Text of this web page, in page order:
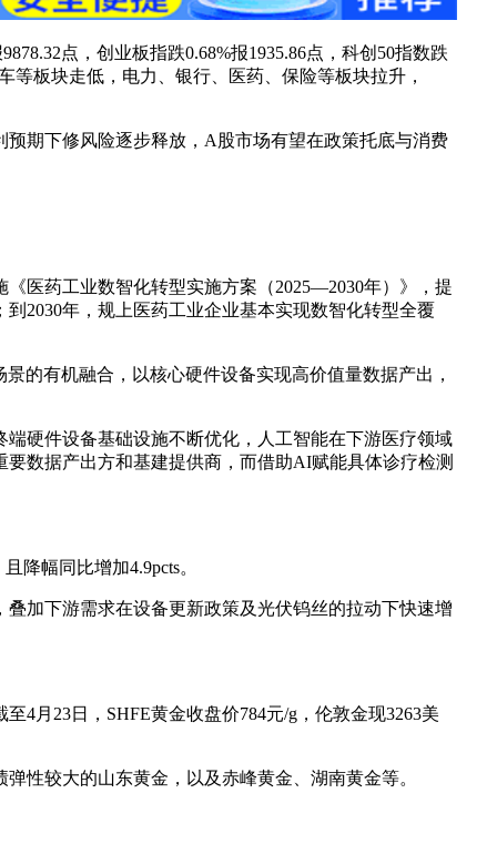
点，创业板指跌0.68%报1935.86点，科创50指数跌
等板块走低，电力、银行、医药、保险等板块拉升，
期下修风险逐步释放，A股市场有望在政策托底与消费
医药工业数智化转型实施方案（2025—2030年）》，提
2030年，规上医药工业企业基本实现数智化转型全覆
的有机融合，以核心硬件设备实现高价值量数据产出，
硬件设备基础设施不断优化，人工智能在下游医疗领域
数据产出方和基建提供商，而借助AI赋能具体诊疗检测
降幅同比增加4.9pcts。
加下游需求在设备更新政策及光伏钨丝的拉动下快速增
4月23日，SHFE黄金收盘价784元/g，伦敦金现3263美
性较大的山东黄金，以及赤峰黄金、湖南黄金等。